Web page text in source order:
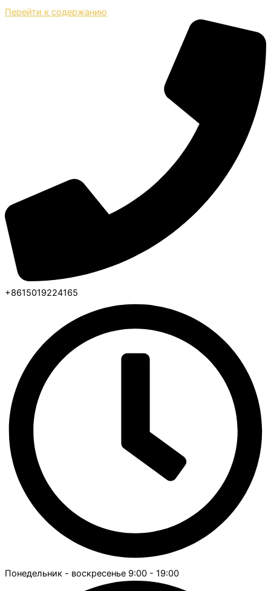
Перейти к содержанию
+8615019224165
Понедельник - воскресенье 9:00 - 19:00